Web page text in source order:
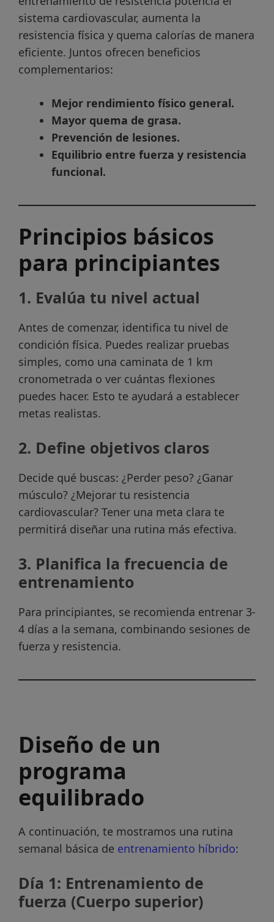
sistema cardiovascular, aumenta la
resistencia física y quema calorías de manera
eficiente. Juntos ofrecen beneficios
complementarios:
Mejor rendimiento físico general.
Mayor quema de grasa.
Prevención de lesiones.
Equilibrio entre fuerza y resistencia
funcional.
Principios básicos
para principiantes
1. Evalúa tu nivel actual
Antes de comenzar, identifica tu nivel de
condición física. Puedes realizar pruebas
simples, como una caminata de 1 km
cronometrada o ver cuántas flexiones
puedes hacer. Esto te ayudará a establecer
metas realistas.
2. Define objetivos claros
Decide qué buscas: ¿Perder peso? ¿Ganar
músculo? ¿Mejorar tu resistencia
cardiovascular? Tener una meta clara te
permitirá diseñar una rutina más efectiva.
3. Planifica la frecuencia de
entrenamiento
Para principiantes, se recomienda entrenar 3-
4 días a la semana, combinando sesiones de
fuerza y resistencia.
Diseño de un
programa
equilibrado
A continuación, te mostramos una rutina
semanal básica de entrenamiento híbrido:
Día 1: Entrenamiento de
fuerza (Cuerpo superior)